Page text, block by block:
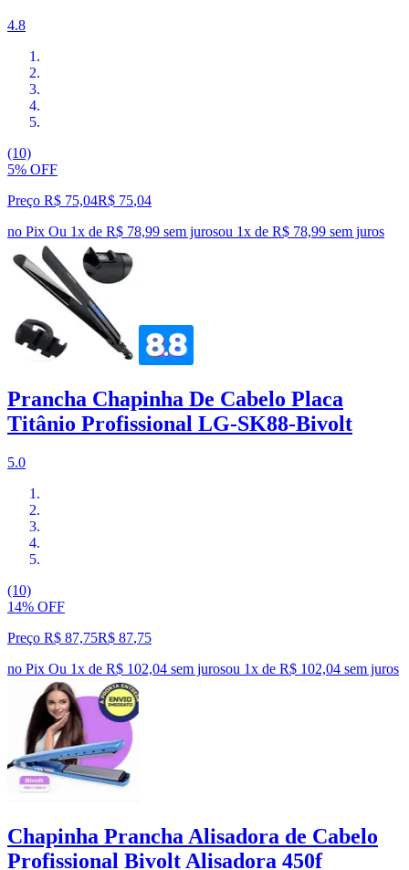
4.8
(10)
5% OFF
Preço R$ 75,04R$ 75,04
no Pix Ou 1x de R$ 78,99 sem jurosou 1x de R$ 78,99 sem juros
Prancha Chapinha De Cabelo Placa
Titânio Profissional LG-SK88-Bivolt
5.0
(10)
14% OFF
Preço R$ 87,75R$ 87,75
no Pix Ou 1x de R$ 102,04 sem jurosou 1x de R$ 102,04 sem juros
Chapinha Prancha Alisadora de Cabelo
Profissional Bivolt Alisadora 450f